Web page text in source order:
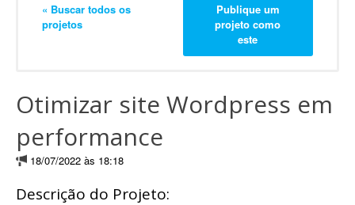
« Buscar todos os
projetos
Publique um
projeto como
este
Otimizar site Wordpress em
performance
18/07/2022 às 18:18
Descrição do Projeto: